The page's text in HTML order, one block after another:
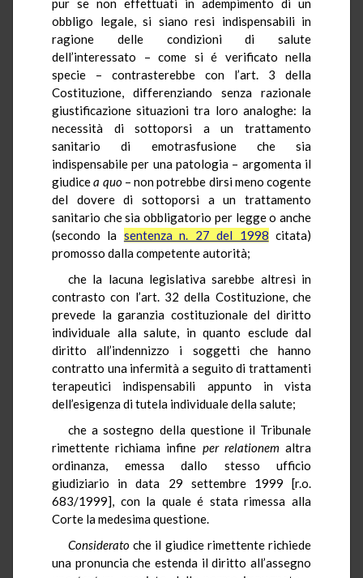
pur se non effettuati in adempimento di un
obbligo legale, si siano resi indispensabili in
ragione delle condizioni di salute
dell’interessato – come si é verificato nella
specie – contrasterebbe con l’art. 3 della
Costituzione, differenziando senza razionale
giustificazione situazioni tra loro analoghe: la
necessità di sottoporsi a un trattamento
sanitario di emotrasfusione che sia
indispensabile per una patologia – argomenta il
giudicea quo– non potrebbe dirsi meno cogente
del dovere di sottoporsi a un trattamento
sanitario che sia obbligatorio per legge o anche
(secondo la sentenza n. 27 del 1998 citata)
promosso dalla competente autorità;
che la lacuna legislativa sarebbe altresì in
contrasto con l’art. 32 della Costituzione, che
prevede la garanzia costituzionale del diritto
individuale alla salute, in quanto esclude dal
diritto all’indennizzo i soggetti che hanno
contratto una infermità a seguito di trattamenti
terapeutici indispensabili appunto in vista
dell’esigenza di tutela individuale della salute;
che a sostegno della questione il Tribunale
rimettente richiama infine per relationem altra
ordinanza, emessa dallo stesso ufficio
giudiziario in data 29 settembre 1999 [r.o.
683/1999], con la quale é stata rimessa alla
Corte la medesima questione.
Considerato che il giudice rimettente richiede
una pronuncia che estenda il diritto all’assegno